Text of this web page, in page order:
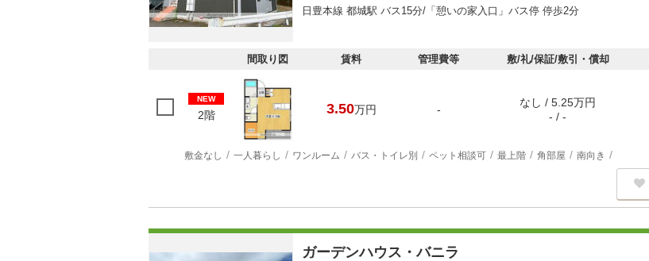
日豊本線 都城駅 バス15分/「憩いの家入口」バス停 停歩2分
間取り図 賃料 管理費等 敷/礼/保証/敷引・償却
NEW
2階 3.50万円 -
なし / 5.25万円
- / -
敷金なし 一人暮らし ワンルーム バス・トイレ別 ペット相談可 最上階 角部屋 南向き
ガーデンハウス・バニラ